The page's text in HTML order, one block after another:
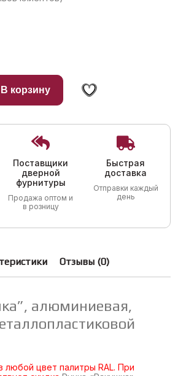
В корзину
Поставщики
дверной
фурнитуры
Продажа оптом и
в розницу
Быстрая
доставка
Отправки каждый
день
Отзывы (0)
алюминиевая,
любой цвет палитры RAL. При